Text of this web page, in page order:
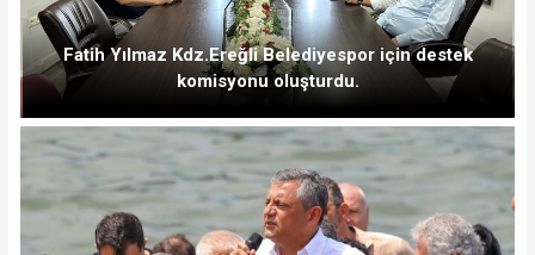
Fatih Yılmaz Kdz.Ereğli Belediyespor için destek
komisyonu oluşturdu.